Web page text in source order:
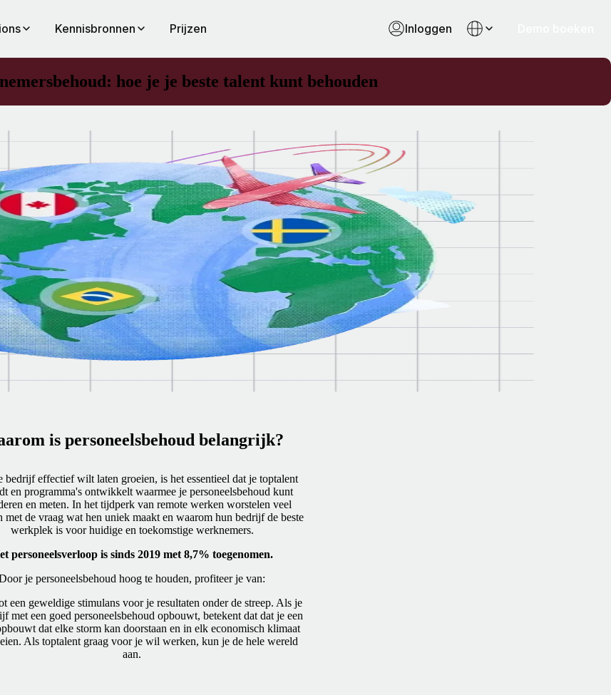
Kennisbronnen Prijzen Inloggen
hoe je je beste talent kunt behouden
is personeelsbehoud belangrijk?
bedrijf effectief wilt laten groeien, is het essentieel dat je toptalent
en programma's ontwikkelt waarmee je personeelsbehoud kunt
en meten. In het tijdperk van remote werken worstelen veel
met de vraag wat hen uniek maakt en waarom hun bedrijf de beste
werkplek is voor huidige en toekomstige werknemers.
personeelsverloop is sinds 2019 met 8,7% toegenomen.
je personeelsbehoud hoog te houden, profiteer je van:
een geweldige stimulans voor je resultaten onder de streep. Als je
met een goed personeelsbehoud opbouwt, betekent dat dat je een
dat elke storm kan doorstaan en in elk economisch klimaat
Als toptalent graag voor je wil werken, kun je de hele wereld
aan.